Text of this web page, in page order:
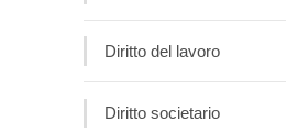
Diritto del lavoro
Diritto societario